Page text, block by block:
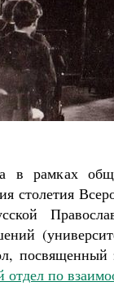
в рамках
столетия
отдел по